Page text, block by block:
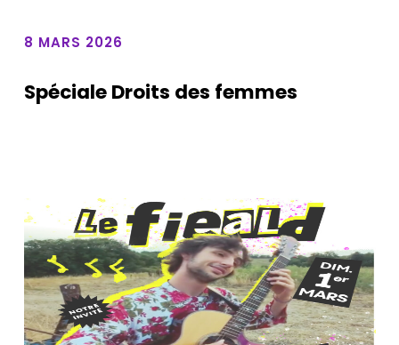
8 MARS 2026
Spéciale Droits des femmes